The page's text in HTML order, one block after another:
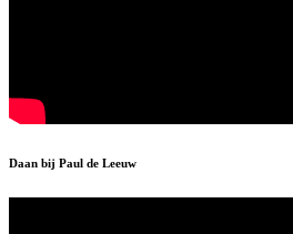
Daan bij Paul de Leeuw